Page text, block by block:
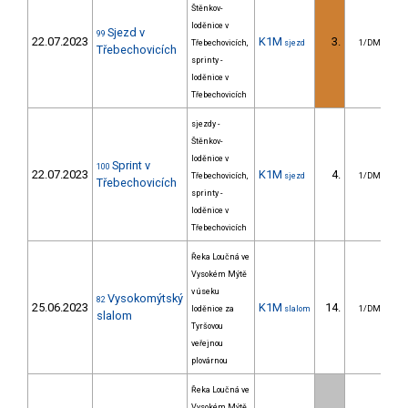
22.07.2023
99 Sjezd v
Třebechovicích
Štěnkov-
loděnice v
Třebechovicích,
sprinty -
loděnice v
Třebechovicích
K1M sjezd 3. 1/DM
22.07.2023
100 Sprint v
Třebechovicích
sjezdy -
Štěnkov-
loděnice v
Třebechovicích,
sprinty -
loděnice v
Třebechovicích
K1M sjezd 4. 1/DM
25.06.2023
82 Vysokomýtský
slalom
Řeka Loučná ve
Vysokém Mýtě
v úseku
loděnice za
Tyršovou
veřejnou
plovárnou
K1M slalom 14. 1/DM
Řeka Loučná ve